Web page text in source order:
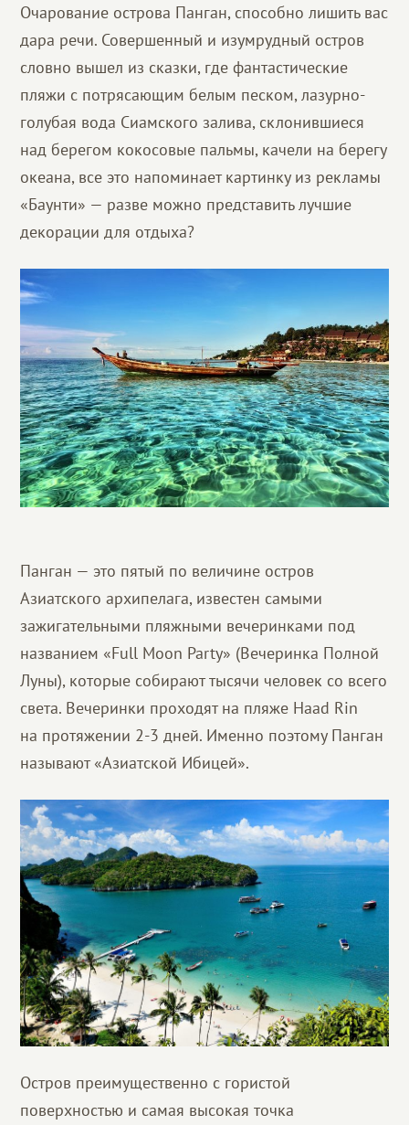
Очарование острова Панган, способно лишить вас
дара речи. Совершенный и изумрудный остров
словно вышел из сказки, где фантастические
пляжи с потрясающим белым песком, лазурно-
голубая вода Сиамского залива, склонившиеся
над берегом кокосовые пальмы, качели на берегу
океана, все это напоминает картинку из рекламы
«Баунти» — разве можно представить лучшие
декорации для отдыха?
Панган — это пятый по величине остров
Азиатского архипелага, известен самыми
зажигательными пляжными вечеринками под
названием «Full Moon Party» (Вечеринка Полной
Луны), которые собирают тысячи человек со всего
света. Вечеринки проходят на пляже Haad Rin
на протяжении 2-3 дней. Именно поэтому Панган
называют «Азиатской Ибицей».
Остров преимущественно с гористой
поверхностью и самая высокая точка